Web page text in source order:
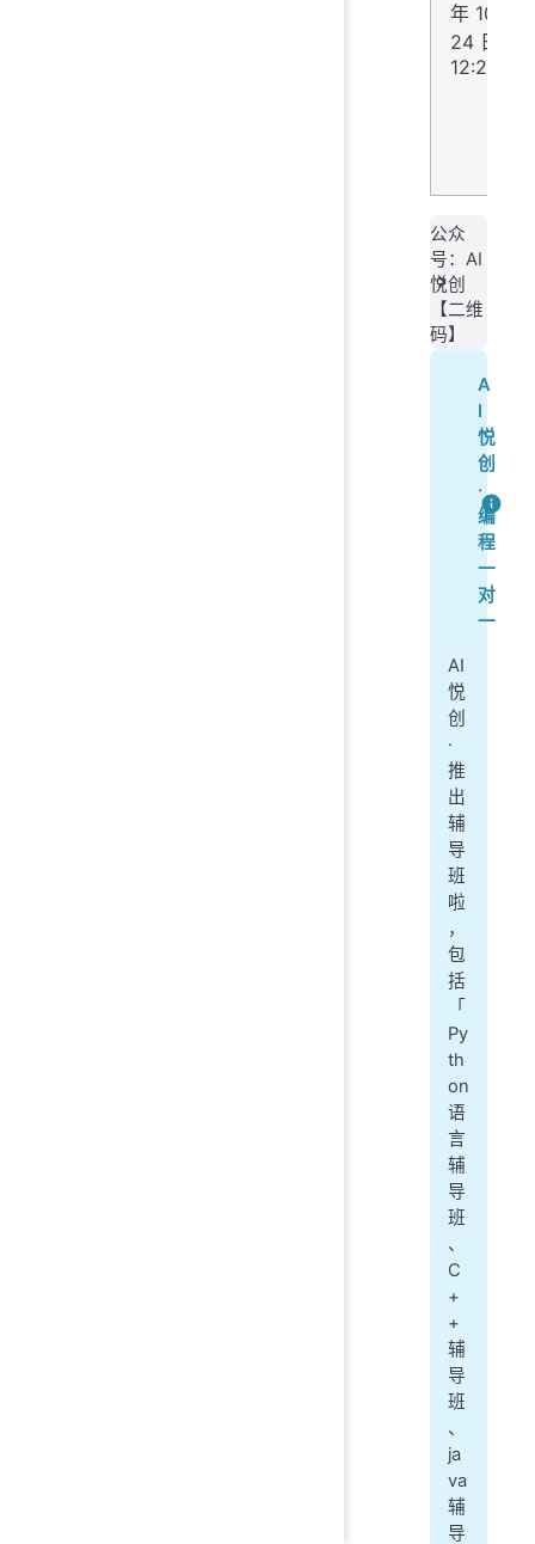
年 10 月
24 日
12:29:11
公众
号：AI
悦创
【二维
码】
A
I
悦
创
·
编
程
一
对
一
AI
悦
创
·
推
出
辅
导
班
啦
，
包
括
「
Py
th
on
语
言
辅
导
班
、
C
+
+
辅
导
班
、
ja
va
辅
导